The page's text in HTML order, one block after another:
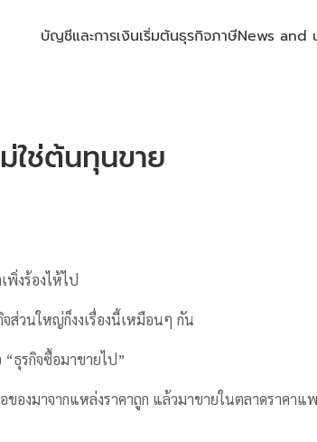
บัญชีและการเงินเริ่มต้นธุรกิจภาษีNews and
ใช่ต้นทุนขาย
พิ่งร้องไห้ไป
จส่วนใหญ่ก็งงเรื่องนี้เหมือนๆ กัน
ธุรกิจซื้อมาขายไป”
อของมาจากแหล่งราคาถูก แล้วมาขายในตลาดราคา